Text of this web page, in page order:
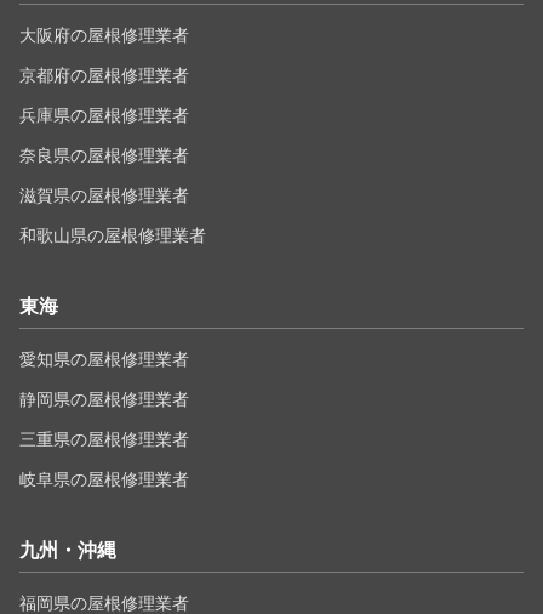
大阪府の屋根修理業者
京都府の屋根修理業者
兵庫県の屋根修理業者
奈良県の屋根修理業者
滋賀県の屋根修理業者
和歌山県の屋根修理業者
東海
愛知県の屋根修理業者
静岡県の屋根修理業者
三重県の屋根修理業者
岐阜県の屋根修理業者
九州・沖縄
福岡県の屋根修理業者